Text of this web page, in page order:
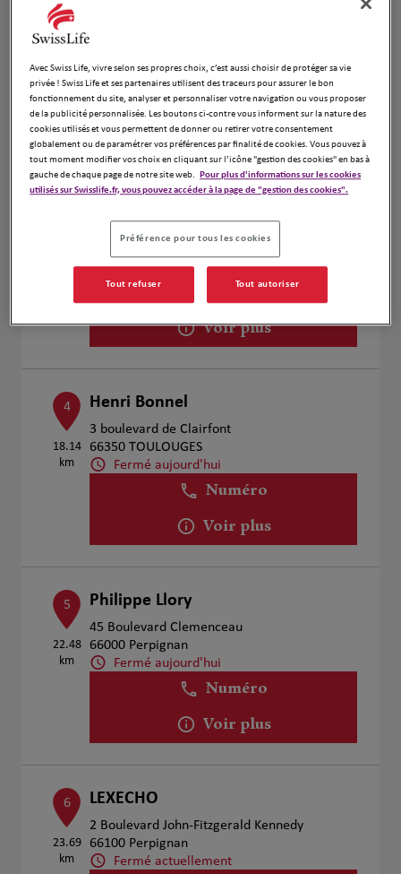
14.45
km
66270 Le Soler
Fermé aujourd'hui
Numéro
Voir plus
14.98
Roubiou & Gaston
Fermé aujourd'hui
Voir plus
4
18.14
km
Henri Bonnel
3 boulevard de Clairfont
66350 TOULOUGES
Fermé aujourd'hui
Numéro
Voir plus
5
22.48
km
Philippe Llory
45 Boulevard Clemenceau
66000 Perpignan
Fermé aujourd'hui
Numéro
Voir plus
6
23.69
km
LEXECHO
2 Boulevard John-Fitzgerald Kennedy
66100 Perpignan
Fermé actuellement
Avec Swiss Life, vivre selon ses propres choix, c’est aussi choisir de protéger sa vie
privée ! Swiss Life et ses partenaires utilisent des traceurs pour assurer le bon
fonctionnement du site, analyser et personnaliser votre navigation ou vous proposer
de la publicité personnalisée. Les boutons ci-contre vous informent sur la nature des
cookies utilisés et vous permettent de donner ou retirer votre consentement
globalement ou de paramétrer vos préférences par finalité de cookies. Vous pouvez à
tout moment modifier vos choix en cliquant sur l’icône "gestion des cookies" en bas à
gauche de chaque page de notre site web. Pour plus d'informations sur les cookies
utilisés sur Swisslife.fr, vous pouvez accéder à la page de "gestion des cookies".
Préférence pour tous les cookies
Tout refuser Tout autoriser